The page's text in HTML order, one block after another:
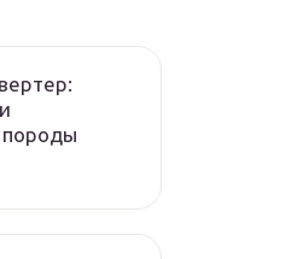
породы